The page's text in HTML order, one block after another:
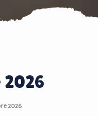
2026
2026